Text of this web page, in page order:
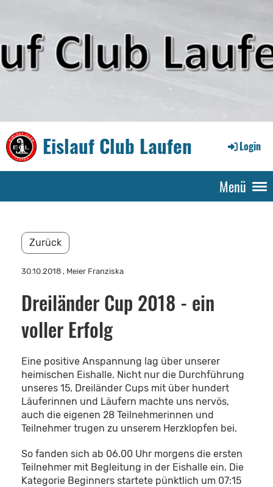
Eislauf Club Laufen Login
Menü
Zurück
30.10.2018 , Meier Franziska
Dreiländer Cup 2018 - ein
voller Erfolg
Eine positive Anspannung lag über unserer
heimischen Eishalle. Nicht nur die Durchführung
unseres 15. Dreiländer Cups mit über hundert
Läuferinnen und Läufern machte uns nervös,
auch die eigenen 28 Teilnehmerinnen und
Teilnehmer trugen zu unserem Herzklopfen bei.
So fanden sich ab 06.00 Uhr morgens die ersten
Teilnehmer mit Begleitung in der Eishalle ein. Die
Kategorie Beginners startete pünktlich um 07:15